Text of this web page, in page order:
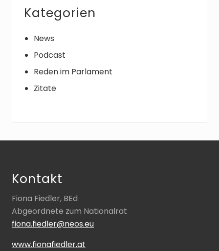
Kategorien
News
Podcast
Reden im Parlament
Zitate
Kontakt
Fiona Fiedler, BEd
Abgeordnete zum Nationalrat
fiona.fiedler@neos.eu
www.fionafiedler.at